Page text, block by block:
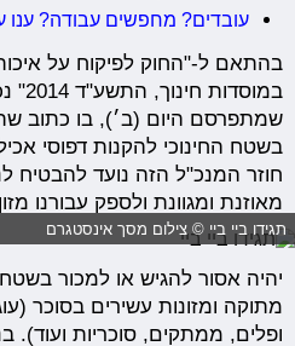
עובדים? מחפשים עבודה? ענו
בהתאם ל-"החוק לפיקוח על איכות
שמתפרסם היום (ב׳), בו כתוב
בשטח החינוכי להקנות דפוסי
חוזר המנכ"ל הזה נועד להבטיח
מאוזנת ומגוונת ולספק עבורנו
תגידו ביי ביי © צילום מסך אינסטגרם
יהיה אסור להגיש או למכור
מתוקה ומזונות עשירים בסוכר
ופלים, ממתקים, סוכריות ועוד).